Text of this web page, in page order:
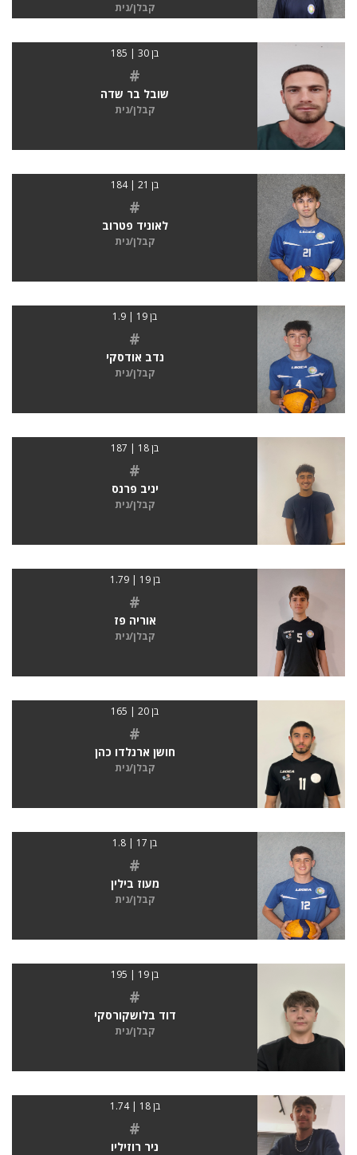
קבלן/נית
בן 30 | 185
#
שובל בר שדה
קבלן/נית
בן 21 | 184
#
לאוניד פטרוב
קבלן/נית
בן 19 | 1.9
#
נדב אודסקי
קבלן/נית
בן 18 | 187
#
יניב פרנס
קבלן/נית
בן 19 | 1.79
#
אוריה פז
קבלן/נית
בן 20 | 165
#
חושן ארנלדו כהן
קבלן/נית
בן 17 | 1.8
#
מעוז בילין
קבלן/נית
בן 19 | 195
#
דוד בלושקורסקי
קבלן/נית
בן 18 | 1.74
#
ניר רוזיליו